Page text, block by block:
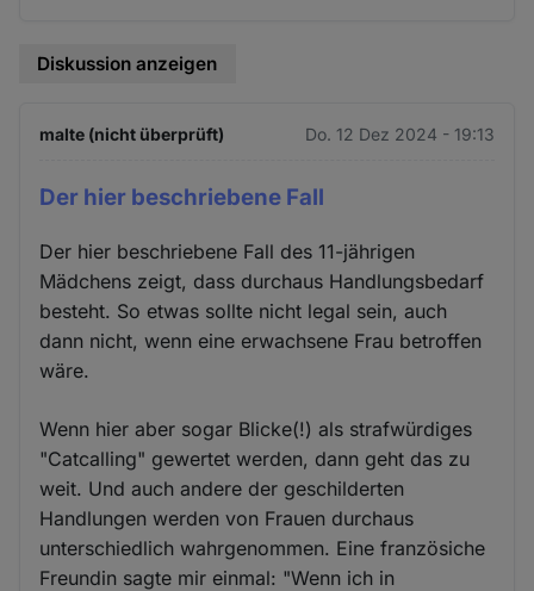
Diskussion anzeigen
malte (nicht überprüft) Do. 12 Dez 2024 - 19:13
Der hier beschriebene Fall
Der hier beschriebene Fall des 11-jährigen
Mädchens zeigt, dass durchaus Handlungsbedarf
besteht. So etwas sollte nicht legal sein, auch
dann nicht, wenn eine erwachsene Frau betroffen
wäre.
Wenn hier aber sogar Blicke(!) als strafwürdiges
"Catcalling" gewertet werden, dann geht das zu
weit. Und auch andere der geschilderten
Handlungen werden von Frauen durchaus
unterschiedlich wahrgenommen. Eine französiche
Freundin sagte mir einmal: "Wenn ich in